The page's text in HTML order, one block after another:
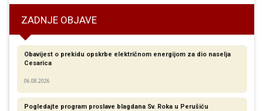
ZADNJE OBJAVE
Obavijest o prekidu opskrbe električnom energijom za dio naselja
Cesarica
06.08.2026
Pogledajte program proslave blagdana Sv. Roka u Perušiću